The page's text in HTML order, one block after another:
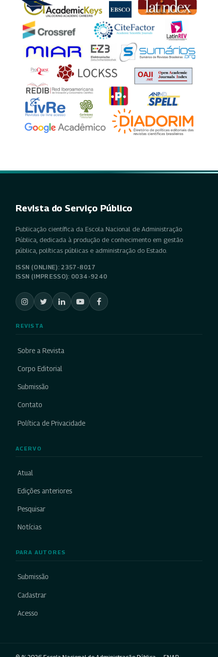
Revista do Serviço Público
Publicação científica da Escola Nacional de Administração
Pública, dedicada à produção de conhecimento em gestão
pública, políticas públicas e administração do Estado.
ISSN (ONLINE): 2357-8017
ISSN (IMPRESSO): 0034-9240
REVISTA
Sobre a Revista
Corpo Editorial
Submissão
Contato
Política de Privacidade
ACERVO
Atual
Edições anteriores
Pesquisar
Notícias
PARA AUTORES
Submissão
Cadastrar
Acesso